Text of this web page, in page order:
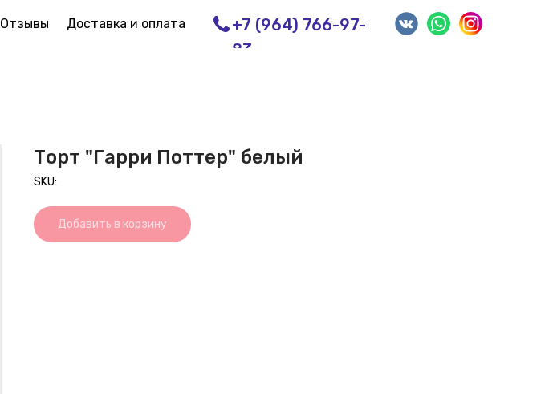
+7 (964) 766-97-
83
Доставка и оплата
Отзывы
Торт "Гарри Поттер" белый
SKU:
Добавить в корзину